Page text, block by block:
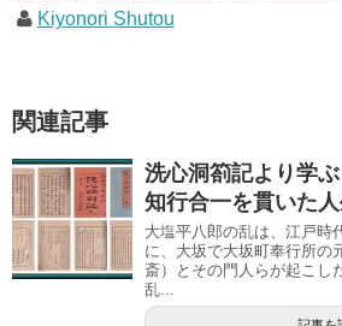
Kiyonori Shutou
関連記事
洗心洞箚記より学ぶ
知行合一を貫いた人
大塩平八郎の乱は、江戸時
に、大坂で大坂町奉行所の
斎）とその門人らが起こし
乱...